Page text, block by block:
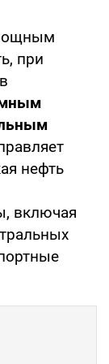
при
нефть
включая